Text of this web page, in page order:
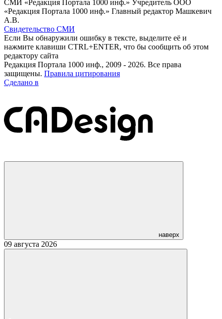
СМИ «Редакция Портала 1000 инф.» Учредитель ООО
«Редакция Портала 1000 инф.» Главный редактор Машкевич
А.В.
Свидетельство СМИ
Если Вы обнаружили ошибку в тексте, выделите её и
нажмите клавиши CTRL+ENTER, что бы сообщить об этом
редактору сайта
Редакция Портала 1000 инф., 2009 - 2026. Все права
защищены. Правила цитирования
Сделано в
наверх
09 августа 2026